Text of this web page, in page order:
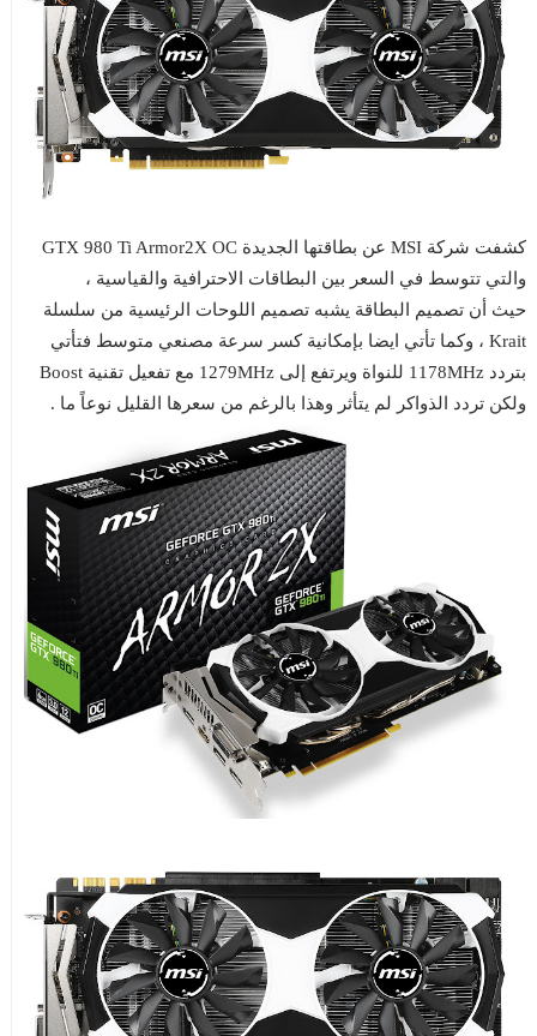
كشفت شركة MSI عن بطاقتها الجديدة GTX 980 Ti Armor2X OC
والتي تتوسط في السعر بين البطاقات الاحترافية والقياسية ،
حيث أن تصميم البطاقة يشبه تصميم اللوحات الرئيسية من سلسلة
Krait ، وكما تأتي ايضا بإمكانية كسر سرعة مصنعي متوسط فتأتي
بتردد 1178MHz للنواة ويرتفع إلى 1279MHz مع تفعيل تقنية Boost
ولكن تردد الذواكر لم يتأثر وهذا بالرغم من سعرها القليل نوعاً ما .